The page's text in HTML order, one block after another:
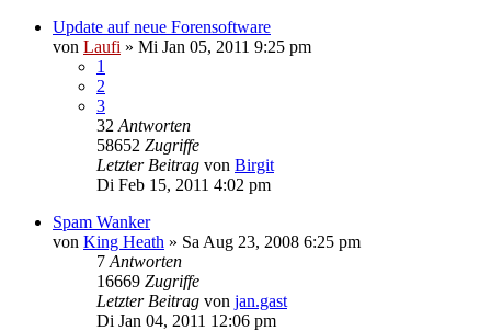
Update auf neue Forensoftware
von Laufi » Mi Jan 05, 2011 9:25 pm
1
2
3
32 Antworten
58652 Zugriffe
Letzter Beitrag von Birgit
Di Feb 15, 2011 4:02 pm
Spam Wanker
von King Heath » Sa Aug 23, 2008 6:25 pm
7 Antworten
16669 Zugriffe
Letzter Beitrag von jan.gast
Di Jan 04, 2011 12:06 pm